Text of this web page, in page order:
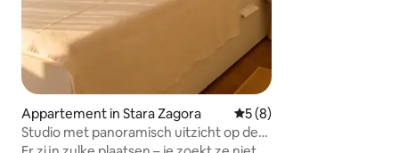
Appartement in Stara Zagora Gemiddelde beoordeling
5 (8)
Studio met panoramisch uitzicht op de
zonsondergang